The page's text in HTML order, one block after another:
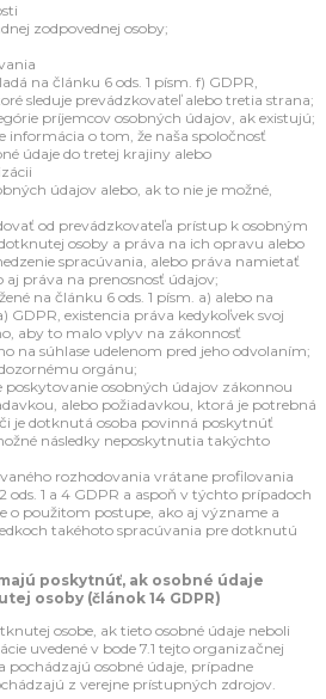
zodpovednej osoby;
na článku 6 ods. 1 písm. f) GDPR,
sleduje prevádzkovateľ alebo tretia strana;
príjemcov osobných údajov, ak existujú;
informácia o tom, že naša spoločnosť
údaje do tretej krajiny alebo
údajov alebo, ak to nie je možné,
od prevádzkovateľa prístup k osobným
osoby a práva na ich opravu alebo
spracúvania, alebo práva namietať
práva na prenosnosť údajov;
na článku 6 ods. 1 písm. a) alebo na
GDPR, existencia práva kedykoľvek svoj
aby to malo vplyv na zákonnosť
na súhlase udelenom pred jeho odvolaním;
orgánu;
osobných údajov zákonnou
alebo požiadavkou, ktorá je potrebná
je dotknutá osoba povinná poskytnúť
následky neposkytnutia takýchto
rozhodovania vrátane profilovania
ods. 1 a 4 GDPR a aspoň v týchto prípadoch
o použitom postupe, ako aj význame a
takéhoto spracúvania pre dotknutú
poskytnúť, ak osobné údaje
osoby (článok 14 GDPR)
osobe, ak tieto osobné údaje neboli
uvedené v bode 7.1 tejto organizačnej
pochádzajú osobné údaje, prípadne
z verejne prístupných zdrojov.